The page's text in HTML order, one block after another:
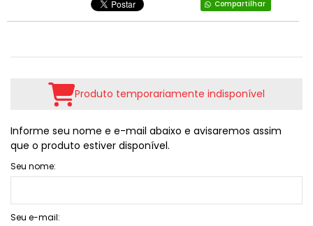
Compartilhar
Produto temporariamente indisponível
Informe seu nome e e-mail abaixo e avisaremos assim
que o produto estiver disponível.
Seu nome:
Seu e-mail: